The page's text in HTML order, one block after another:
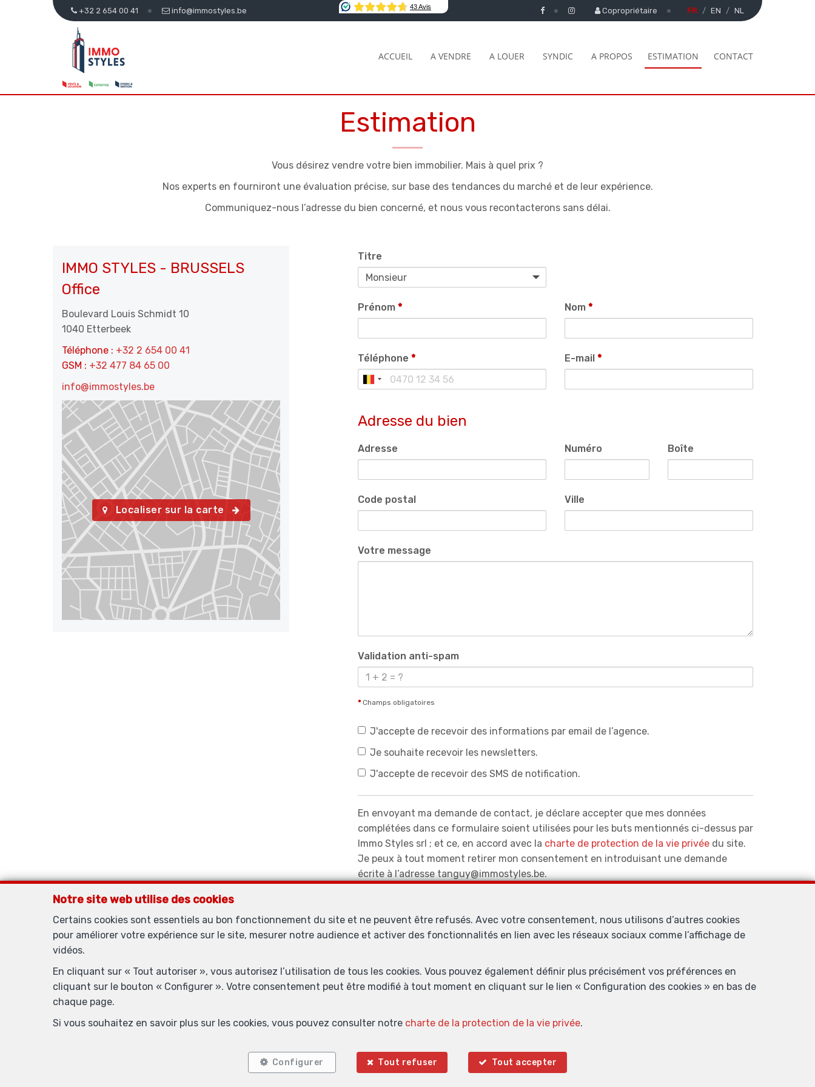
+32 2 654 00 41 info@immostyles.be Copropriétaire FR EN NL
ACCUEIL A VENDRE A LOUER SYNDIC A PROPOS ESTIMATION CONTACT
Estimation
Vous désirez vendre votre bien immobilier. Mais à quel prix ?
Nos experts en fourniront une évaluation précise, sur base des tendances du marché et de leur expérience.
Communiquez-nous l’adresse du bien concerné, et nous vous recontacterons sans délai.
IMMO STYLES - BRUSSELS
Office
Boulevard Louis Schmidt 10
1040 Etterbeek
Téléphone : +32 2 654 00 41
GSM : +32 477 84 65 00
info@immostyles.be
Localiser sur la carte
Titre
Prénom* Nom*
Téléphone * E-mail*
Adresse du bien
Adresse Numéro Boîte
Code postal Ville
Votre message
Validation anti-spam
*Champs obligatoires
J'accepte de recevoir des informations par email de l’agence.
Je souhaite recevoir les newsletters.
J'accepte de recevoir des SMS de notification.
En envoyant ma demande de contact, je déclare accepter que mes données
complétées dans ce formulaire soient utilisées pour les buts mentionnés ci-dessus par
Immo Styles srl ; et ce, en accord avec la charte de protection de la vie privéedu site.
Je peux à tout moment retirer mon consentement en introduisant une demande
écrite à l’adresse tanguy@immostyles.be.
Notre site web utilise des cookies
Certains cookies sont essentiels au bon fonctionnement du site et ne peuvent être refusés. Avec votre consentement, nous utilisons d’autres cookies
pour améliorer votre expérience sur le site, mesurer notre audience et activer des fonctionnalités en lien avec les réseaux sociaux comme l’affichage de
vidéos.
En cliquant sur « Tout autoriser », vous autorisez l’utilisation de tous les cookies. Vous pouvez également définir plus précisément vos préférences en
cliquant sur le bouton « Configurer ». Votre consentement peut être modifié à tout moment en cliquant sur le lien « Configuration des cookies » en bas de
chaque page.
Si vous souhaitez en savoir plus sur les cookies, vous pouvez consulter notre charte de la protection de la vie privée.
Configurer Tout refuser Tout accepter
Agent immobilier agréé IPI sous le numéro 504.982 en Belgique - N° entreprise : TVA BE 0563.856.842- Instance de contrôle: Institut professionnel des agents immobiliers, rue du Luxembourg 16B, 1000
Bruxelles (+32 2 505 38 50 - info@ipi.be) - Soumis au code déontologique de l’ IPI
Conditions générales d'utilisation du site Charte de la protection de la vie privée — Configuration des cookies